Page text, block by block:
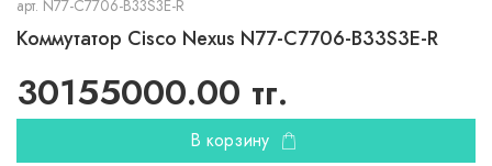
арт. N77-C7706-B33S3E-R
Коммутатор Cisco Nexus N77-C7706-B33S3E-R
30155000.00 тг.
В корзину